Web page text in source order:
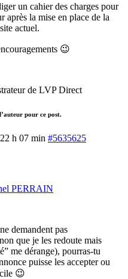
un cahier des charges pour
après la mise en place de la
actuel.
😉
de LVP Direct
pour ce post.
h 07 min #5635625
PERRAIN
demandent pas
que je les redoute mais
me dérange), pourras-tu
puisse les accepter ou
😉